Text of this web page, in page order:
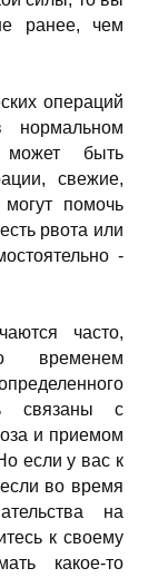
ранее, чем
операций
быть
свежие,
помочь
рвота или
-
часто,
временем
связаны с
и приемом
если у вас к
во время
на
к своему
какое-то